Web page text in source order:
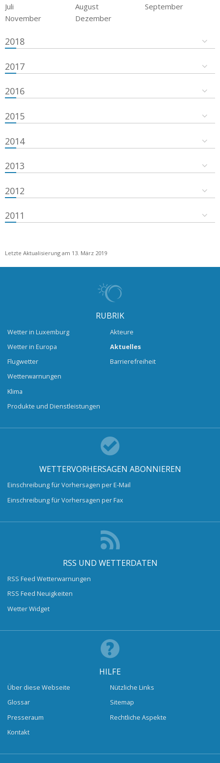
Juli
August
September
November
Dezember
2018
2017
2016
2015
2014
2013
2012
2011
Letzte Aktualisierung am 13. März 2019
RUBRIK
Wetter in Luxemburg
Wetter in Europa
Flugwetter
Wetterwarnungen
Klima
Produkte und Dienstleistungen
Akteure
Aktuelles
Barrierefreiheit
WETTERVORHERSAGEN ABONNIEREN
Einschreibung für Vorhersagen per E-Mail
Einschreibung für Vorhersagen per Fax
RSS UND WETTERDATEN
RSS Feed Wetterwarnungen
RSS Feed Neuigkeiten
Wetter Widget
HILFE
Über diese Webseite
Glossar
Presseraum
Kontakt
Nützliche Links
Sitemap
Rechtliche Aspekte